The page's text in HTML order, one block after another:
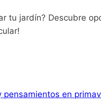
tu jardín? Descubre